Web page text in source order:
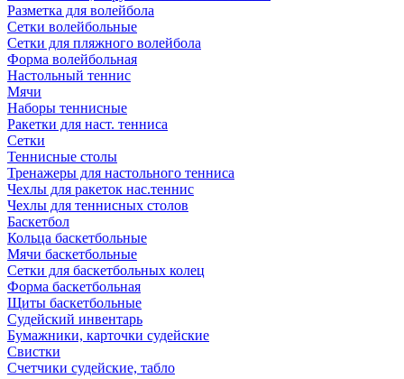
Разметка для волейбола
Сетки волейбольные
Сетки для пляжного волейбола
Форма волейбольная
Настольный теннис
Мячи
Наборы теннисные
Ракетки для наст. тенниса
Сетки
Теннисные столы
Тренажеры для настольного тенниса
Чехлы для ракеток нас.теннис
Чехлы для теннисных столов
Баскетбол
Кольца баскетбольные
Мячи баскетбольные
Сетки для баскетбольных колец
Форма баскетбольная
Щиты баскетбольные
Судейский инвентарь
Бумажники, карточки судейские
Свистки
Счетчики судейские, табло